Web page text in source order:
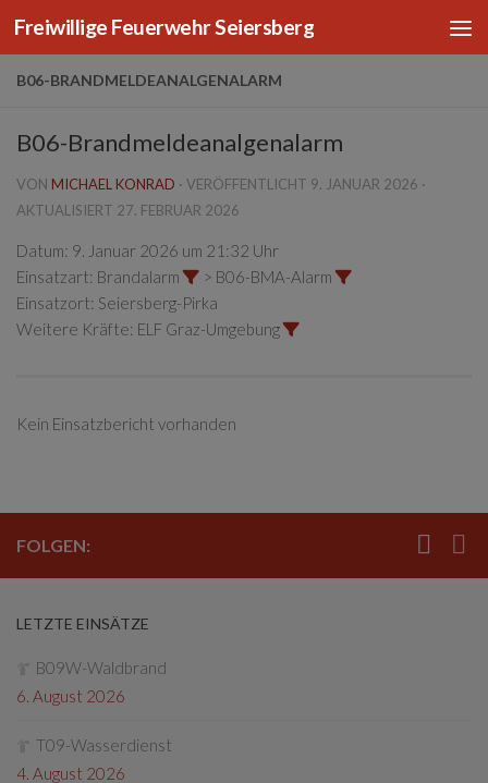
Zum Inhalt springen
Freiwillige Feuerwehr Seiersberg
B06-BRANDMELDEANALGENALARM
B06-Brandmeldeanalgenalarm
VON MICHAEL KONRAD · VERÖFFENTLICHT 9. JANUAR 2026 ·
AKTUALISIERT 27. FEBRUAR 2026
Datum: 9. Januar 2026 um 21:32 Uhr
Einsatzart: Brandalarm
> B06-BMA-Alarm
Einsatzort: Seiersberg-Pirka
Weitere Kräfte: ELF Graz-Umgebung
Kein Einsatzbericht vorhanden
FOLGEN:
LETZTE EINSÄTZE
B09W-Waldbrand
6. August 2026
T09-Wasserdienst
4. August 2026